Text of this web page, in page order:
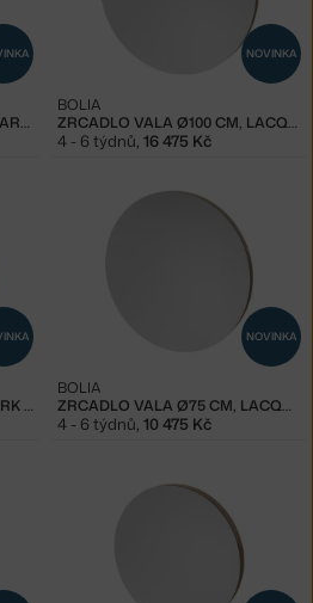
ZRCADLO VALA 50X50 CM, DARK OAK
NOVINKA
ZRCADLO VALA Ø100 CM, LACQUERED OAK
BOLIA
4 - 6 týdnů, 16 475 Kč
ZRCADLO VALA Ø100 CM, DARK OAK
NOVINKA
ZRCADLO VALA Ø75 CM, LACQUERED OAK
BOLIA
4 - 6 týdnů, 10 475 Kč